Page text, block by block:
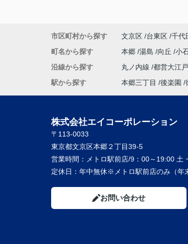
市区町村から探す 文京区 台東区 千代
町名から探す
本郷 湯島 向丘 小
沿線から探す
丸ノ内線 都営大江
駅から探す
本郷三丁目 後楽園
株式会社エイコーポレーション
〒113-0033
東京都文京区本郷２丁目39-5
営業時間：
メトロ駅前店/9：00～19:00 土
定休日： 年中無休※メトロ駅前店のみ（年
お問い合わせ